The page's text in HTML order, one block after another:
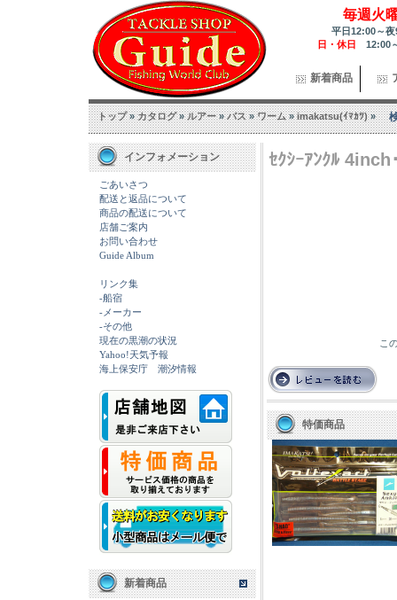
毎週火
平日12:00～
日・休日 12:00
新着商品
トップ»カタログ»ルアー»バス»ワーム»imakatsu(ｲﾏｶﾂ)»
インフォメーション
ごあいさつ
配送と返品について
商品の配送について
店舗ご案内
お問い合わせ
Guide Album
リンク集
-船宿
-メーカー
-その他
現在の黒潮の状況
Yahoo!天気予報
海上保安庁 潮汐情報
新着商品
ｾｸｼｰｱﾝｸﾙ 4inch
こ
特価商品